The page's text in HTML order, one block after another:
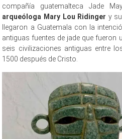
compañía guatemalteca Jade
arqueóloga Mary Lou Ridinger y
llegaron a Guatemala con la
antiguas fuentes de jade que
seis civilizaciones antiguas entre
1500 después de Cristo.